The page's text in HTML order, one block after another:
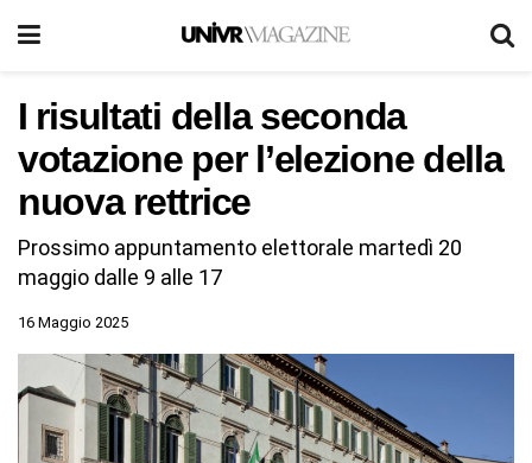
I risultati della seconda
votazione per l’elezione della
nuova rettrice
Prossimo appuntamento elettorale martedì 20
maggio dalle 9 alle 17
16 Maggio 2025